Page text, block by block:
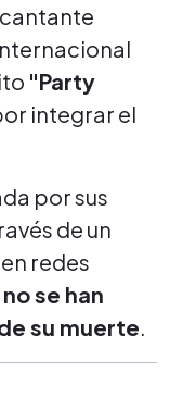
cantante
"Party
integrar el
por sus
de un
redes
no se han
su muerte.